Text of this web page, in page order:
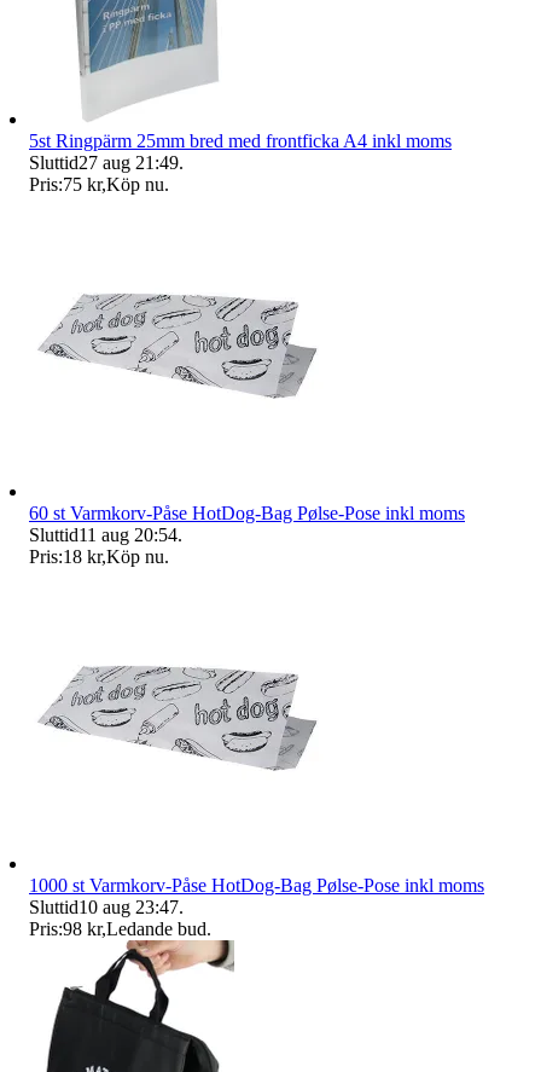
5st Ringpärm 25mm bred med frontficka A4 inkl moms
Sluttid27 aug 21:49.
Pris:75 kr,Köp nu.
60 st Varmkorv-Påse HotDog-Bag Pølse-Pose inkl moms
Sluttid11 aug 20:54.
Pris:18 kr,Köp nu.
1000 st Varmkorv-Påse HotDog-Bag Pølse-Pose inkl moms
Sluttid10 aug 23:47.
Pris:98 kr,Ledande bud.